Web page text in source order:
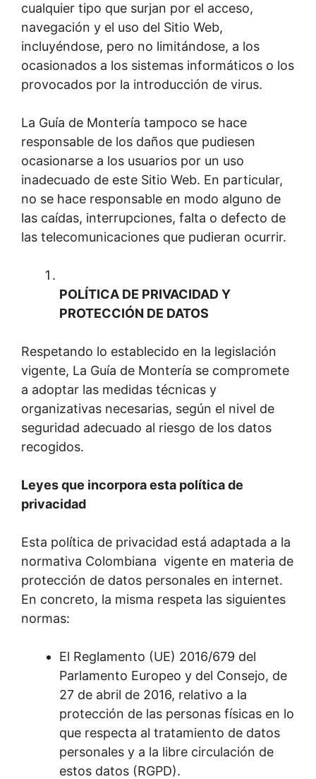
cualquier tipo que surjan por el acceso,
navegación y el uso del Sitio Web,
incluyéndose, pero no limitándose, a los
ocasionados a los sistemas informáticos o los
provocados por la introducción de virus.
La Guía de Montería tampoco se hace
responsable de los daños que pudiesen
ocasionarse a los usuarios por un uso
inadecuado de este Sitio Web. En particular,
no se hace responsable en modo alguno de
las caídas, interrupciones, falta o defecto de
las telecomunicaciones que pudieran ocurrir.
POLÍTICA DE PRIVACIDAD Y
PROTECCIÓN DE DATOS
Respetando lo establecido en la legislación
vigente, La Guía de Montería se compromete
a adoptar las medidas técnicas y
organizativas necesarias, según el nivel de
seguridad adecuado al riesgo de los datos
recogidos.
Leyes que incorpora esta política de
privacidad
Esta política de privacidad está adaptada a la
normativa Colombiana vigente en materia de
protección de datos personales en internet.
En concreto, la misma respeta las siguientes
normas:
El Reglamento (UE) 2016/679 del
Parlamento Europeo y del Consejo, de
27 de abril de 2016, relativo a la
protección de las personas físicas en lo
que respecta al tratamiento de datos
personales y a la libre circulación de
estos datos (RGPD).